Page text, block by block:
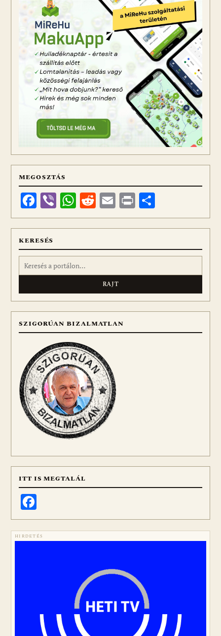
MEGOSZTÁS
Facebook
ViberWhatsApp
Reddit
Email
Print
meg
KERESÉS
Keresés:
SZIGORÚAN BIZALMATLAN
ITT IS MEGTALÁL
HIRDETÉS